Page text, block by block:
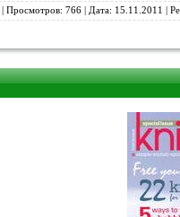
| Просмотров: 766 | Дата: 15.11.2011 |